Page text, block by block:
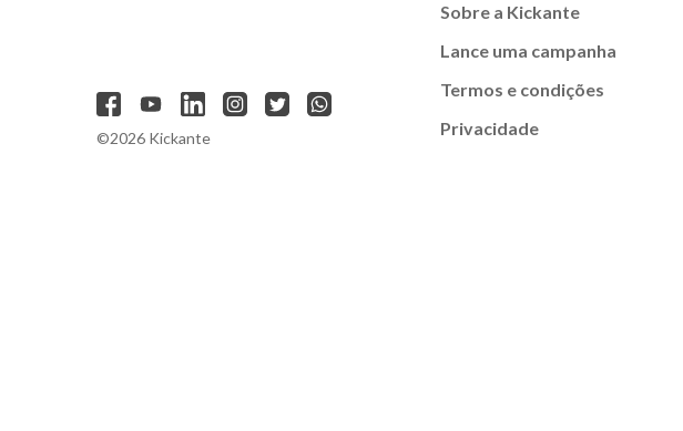
©2026 Kickante
Sobre a Kickante
Lance uma campanha
Termos e condições
Privacidade